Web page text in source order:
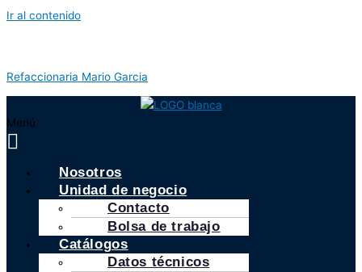
Ir al contenido
Refaccionaria Mario Garcia
Menú
Nosotros
Unidad de negocio
Contacto
Bolsa de trabajo
Catálogos
Datos técnicos